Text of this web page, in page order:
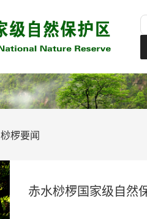
桫椤要闻
赤水桫椤国家级自然